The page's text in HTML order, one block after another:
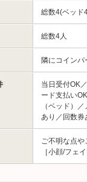
総数4(ベッド
総数4人
隣にコインパ
当日受付OK
ード支払い
（ベッド）
あり／回数券
ご不明な点
［小顔/フェ